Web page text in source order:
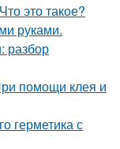
это такое?
руками.
разбор
помощи клея и
герметика с